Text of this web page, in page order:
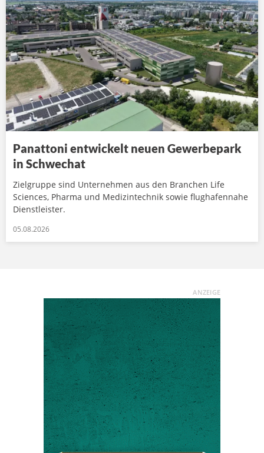
Panattoni entwickelt neuen Gewerbepark
in Schwechat
Zielgruppe sind Unternehmen aus den Branchen Life
Sciences, Pharma und Medizintechnik sowie flughafennahe
Dienstleister.
05.08.2026
ANZEIGE